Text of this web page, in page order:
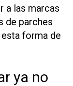
a las marcas
de parches
forma de
ya no